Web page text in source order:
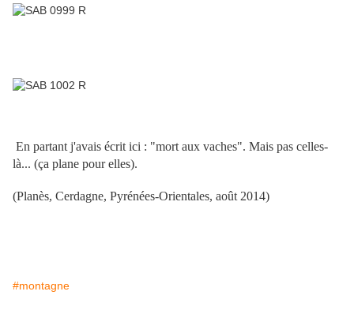
En partant j'avais écrit ici : "mort aux vaches". Mais pas celles-
là... (ça plane pour elles).
(Planès, Cerdagne, Pyrénées-Orientales, août 2014)
#montagne